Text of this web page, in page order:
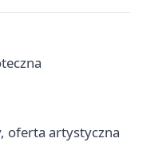
oferta artystyczna